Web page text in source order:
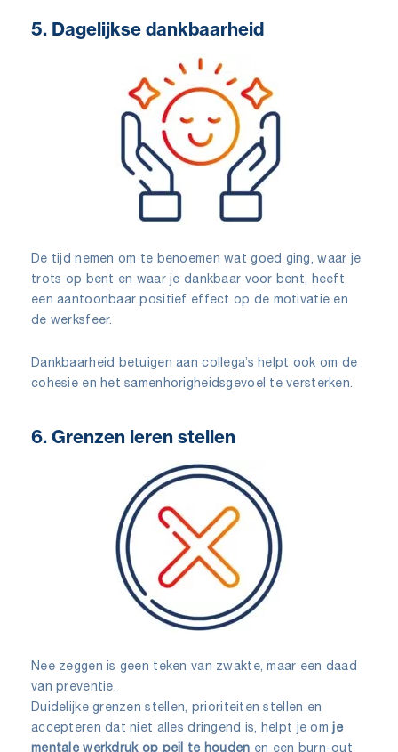
5. Dagelijkse dankbaarheid
De tijd nemen om te benoemen wat goed ging, waar je
trots op bent en waar je dankbaar voor bent, heeft
een aantoonbaar positief effect op de motivatie en
de werksfeer.
Dankbaarheid betuigen aan collega’s helpt ook om de
cohesie en het samenhorigheidsgevoel te versterken.
6. Grenzen leren stellen
Nee zeggen is geen teken van zwakte, maar een daad
van preventie.
Duidelijke grenzen stellen, prioriteiten stellen en
accepteren dat niet alles dringend is, helpt je omje
mentale werkdruk op peil te houden en een burn-out